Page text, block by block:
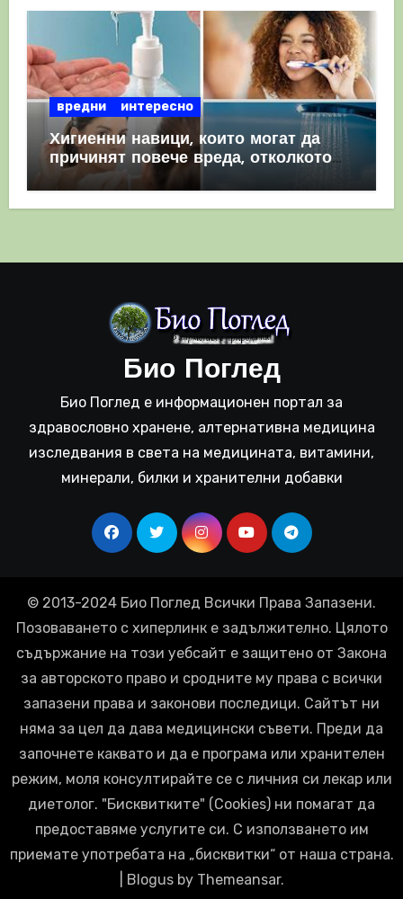
вредни интересно
Хигиенни навици, които могат да
причинят повече вреда, отколкото
полза
Био Поглед
Био Поглед е информационен портал за
здравословно хранене, алтернативна медицина
изследвания в света на медицината, витамини,
минерали, билки и хранителни добавки
© 2013-2024 Био Поглед Всички Права Запазени.
Позоваването с хиперлинк е задължително. Цялото
съдържание на този уебсайт е защитено от Закона
за авторското право и сродните му права с всички
запазени права и законови последици. Сайтът ни
няма за цел да дава медицински съвети. Преди да
започнете каквато и да е програма или хранителен
режим, моля консултирайте се с личния си лекар или
диетолог. "Бисквитките" (Cookies) ни помагат да
предоставяме услугите си. С използването им
приемате употребата на „бисквитки“ от наша страна.
Blogusby Themeansar.